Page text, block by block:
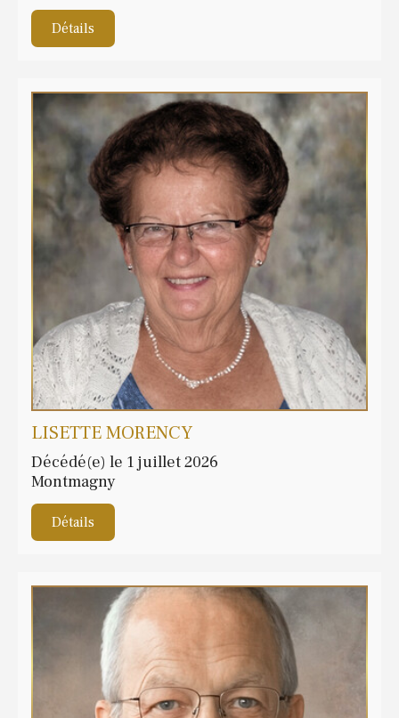
Détails
LISETTE MORENCY
Décédé(e) le 1 juillet 2026
Montmagny
Détails